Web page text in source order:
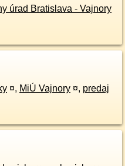
úrad Bratislava - Vajnory
¤, MiÚ Vajnory ¤, predaj